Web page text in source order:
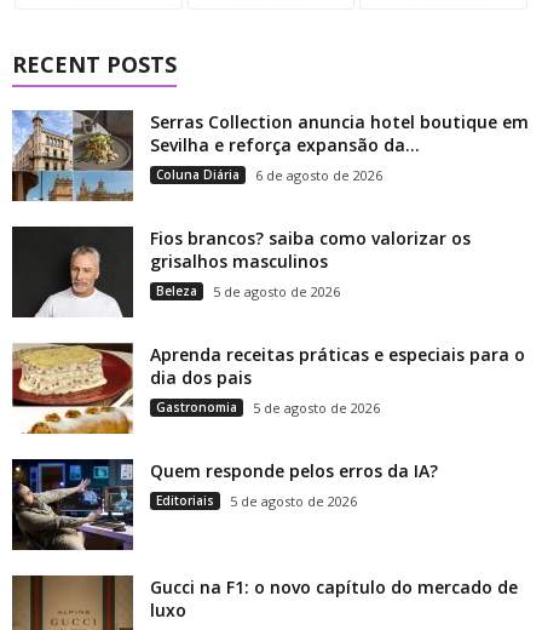
RECENT POSTS
Serras Collection anuncia hotel boutique em
Sevilha e reforça expansão da...
Coluna Diária 6 de agosto de 2026
Fios brancos? saiba como valorizar os
grisalhos masculinos
Beleza 5 de agosto de 2026
Aprenda receitas práticas e especiais para o
dia dos pais
Gastronomia 5 de agosto de 2026
Quem responde pelos erros da IA?
Editoriais 5 de agosto de 2026
Gucci na F1: o novo capítulo do mercado de
luxo